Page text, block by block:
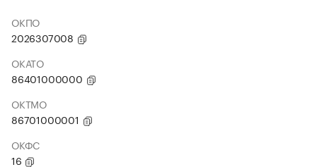
ОКПО
2026307008
ОКАТО
86401000000
ОКТМО
86701000001
ОКФС
16